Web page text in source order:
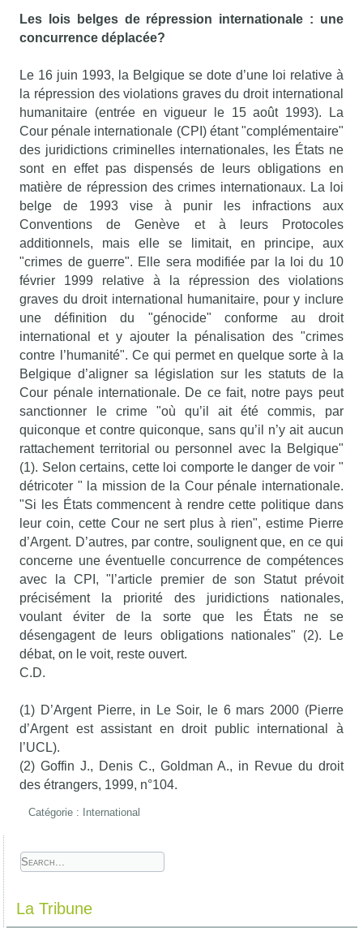
Les lois belges de répression internationale : une
concurrence déplacée?
Le 16 juin 1993, la Belgique se dote d’une loi relative à
la répression des violations graves du droit international
humanitaire (entrée en vigueur le 15 août 1993). La
Cour pénale internationale (CPI) étant "complémentaire"
des juridictions criminelles internationales, les États ne
sont en effet pas dispensés de leurs obligations en
matière de répression des crimes internationaux. La loi
belge de 1993 vise à punir les infractions aux
Conventions de Genève et à leurs Protocoles
additionnels, mais elle se limitait, en principe, aux
"crimes de guerre". Elle sera modifiée par la loi du 10
février 1999 relative à la répression des violations
graves du droit international humanitaire, pour y inclure
une définition du "génocide" conforme au droit
international et y ajouter la pénalisation des "crimes
contre l’humanité". Ce qui permet en quelque sorte à la
Belgique d’aligner sa législation sur les statuts de la
Cour pénale internationale. De ce fait, notre pays peut
sanctionner le crime "où qu’il ait été commis, par
quiconque et contre quiconque, sans qu’il n’y ait aucun
rattachement territorial ou personnel avec la Belgique"
(1). Selon certains, cette loi comporte le danger de voir "
détricoter " la mission de la Cour pénale internationale.
"Si les États commencent à rendre cette politique dans
leur coin, cette Cour ne sert plus à rien", estime Pierre
d’Argent. D’autres, par contre, soulignent que, en ce qui
concerne une éventuelle concurrence de compétences
avec la CPI, "l’article premier de son Statut prévoit
précisément la priorité des juridictions nationales,
voulant éviter de la sorte que les États ne se
désengagent de leurs obligations nationales" (2). Le
débat, on le voit, reste ouvert.
C.D.
(1) D’Argent Pierre, in Le Soir, le 6 mars 2000 (Pierre
d’Argent est assistant en droit public international à
l’UCL).
(2) Goffin J., Denis C., Goldman A., in Revue du droit
des étrangers, 1999, n°104.
Catégorie : International
La Tribune